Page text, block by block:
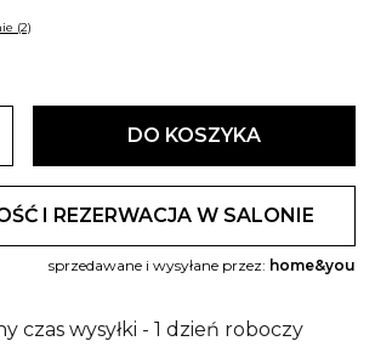
(2)
DO KOSZYKA
I REZERWACJA W SALONIE
sprzedawane i wysyłane przez: home&you
czas wysyłki - 1 dzień roboczy